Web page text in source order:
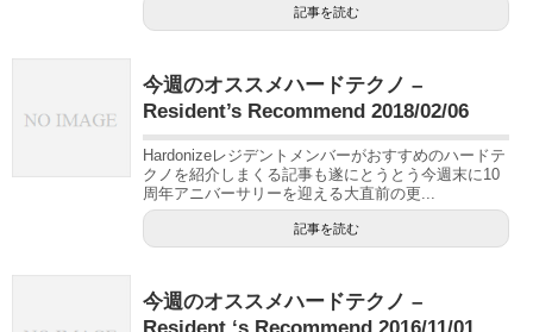
記事を読む
今週のオススメハードテクノ –
Resident’s Recommend 2018/02/06
Hardonizeレジデントメンバーがおすすめのハードテ
クノを紹介しまくる記事も遂にとうとう今週末に10
周年アニバーサリーを迎える大直前の更...
記事を読む
今週のオススメハードテクノ –
Resident ‘s Recommend 2016/11/01